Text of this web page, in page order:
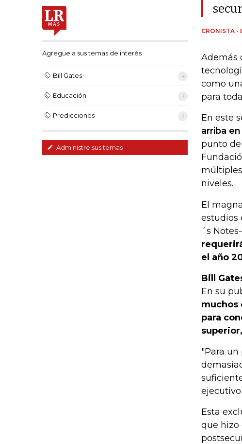
Agregue a sus temas de interés
Bill Gates
Educación
Predicciones
Administre sus temas
CRONISTA -
Además
como
para
En este
arriba
punto
niveles.
El
estudios
´s
el año
Bill
En su
muchos
para
"Para un
Esta
que hizo